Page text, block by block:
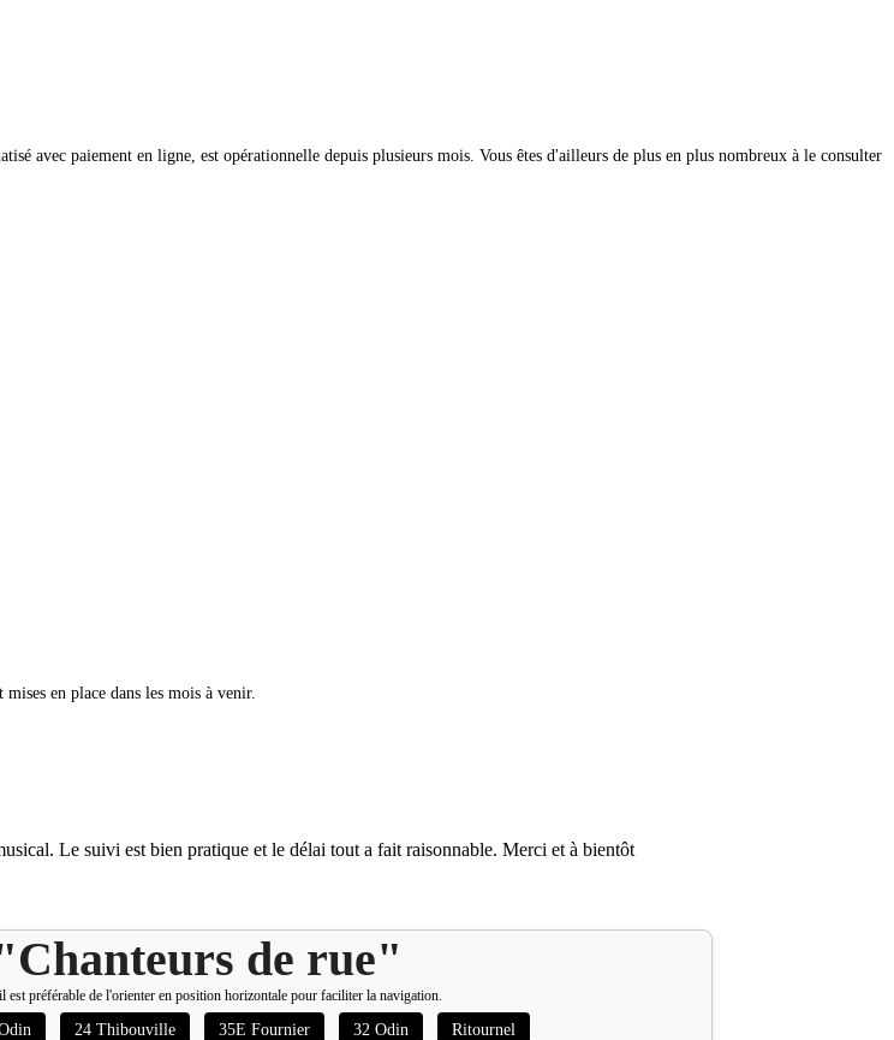
avec paiement en ligne, est opérationnelle depuis plusieurs mois. Vous êtes d'ailleurs de plus en plus nombreux à le consulter
en place dans les mois à venir.
Le suivi est bien pratique et le délai tout a fait raisonnable. Merci et à bientôt
de rue"
est préférable de l'orienter en position horizontale pour faciliter la navigation.
24 Thibouville 35E Fournier 32 Odin Ritournel